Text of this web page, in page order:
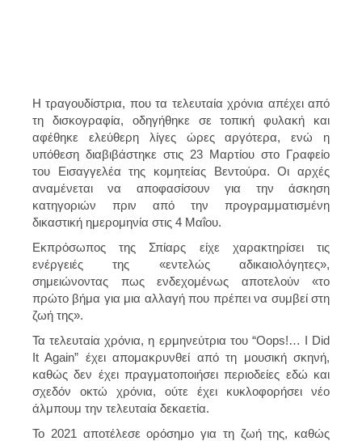
Η τραγουδίστρια, που τα τελευταία χρόνια απέχει από
τη δισκογραφία, οδηγήθηκε σε τοπική φυλακή και
αφέθηκε ελεύθερη λίγες ώρες αργότερα, ενώ η
υπόθεση διαβιβάστηκε στις 23 Μαρτίου στο Γραφείο
του Εισαγγελέα της κομητείας Βεντούρα. Οι αρχές
αναμένεται να αποφασίσουν για την άσκηση
κατηγοριών πριν από την προγραμματισμένη
δικαστική ημερομηνία στις 4 Μαΐου.
Εκπρόσωπος της Σπίαρς είχε χαρακτηρίσει τις
ενέργειές της «εντελώς αδικαιολόγητες»,
σημειώνοντας πως ενδεχομένως αποτελούν «το
πρώτο βήμα για μια αλλαγή που πρέπει να συμβεί στη
ζωή της».
Τα τελευταία χρόνια, η ερμηνεύτρια του “Oops!… I Did
It Again” έχει απομακρυνθεί από τη μουσική σκηνή,
καθώς δεν έχει πραγματοποιήσει περιοδείες εδώ και
σχεδόν οκτώ χρόνια, ούτε έχει κυκλοφορήσει νέο
άλμπουμ την τελευταία δεκαετία.
Το 2021 αποτέλεσε ορόσημο για τη ζωή της, καθώς